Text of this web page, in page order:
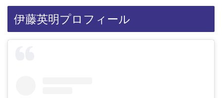
伊藤英明プロフィール